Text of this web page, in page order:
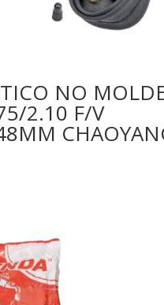
NO
2.10 F/V